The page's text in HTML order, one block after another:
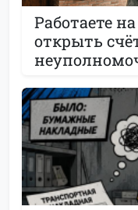
Работаете
открыть